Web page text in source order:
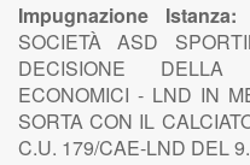
Impugnazione Istanza:
SOCIETÀ ASD
DECISIONE DELLA
ECONOMICI - LND IN
SORTA CON IL
C.U. 179/CAE-LND DEL